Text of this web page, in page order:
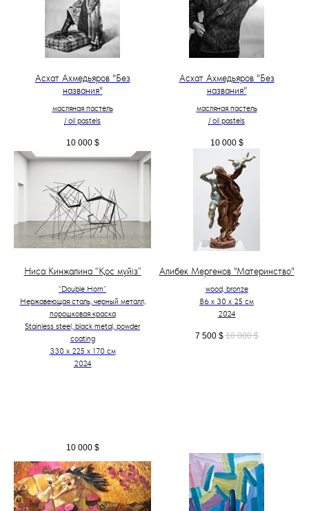
Асхат Ахмедьяров "Без
названия"
масляная пастель
/ oil pastels
10 000 $
Асхат Ахмедьяров "Без
названия"
масляная пастель
/ oil pastels
10 000 $
Ниса Кинжалина “Қос мүйіз”
“Double Horn”
Нержавеющая сталь, черный металл,
порошковая краска
Stainless steel, black metal, powder
coating
330 х 225 х 170 см
2024
10 000 $
Алибек Мергенов "Материнство"
wood, bronze
86 х 30 х 25 см
2024
7 500 $ 10 000 $